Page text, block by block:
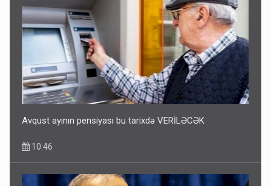
Avqust ayının pensiyası bu tarixdə VERİLƏCƏK
10:46